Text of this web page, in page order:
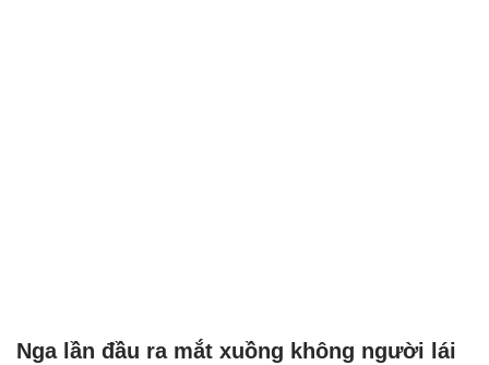
Nga lần đầu ra mắt xuồng không người lái